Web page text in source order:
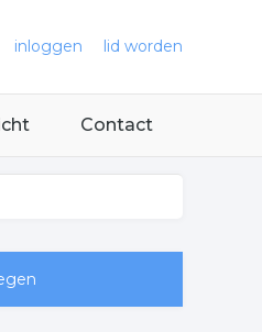
inloggen lid worden
Contact